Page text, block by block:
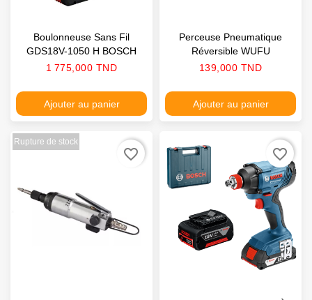
Boulonneuse Sans Fil
GDS18V-1050 H BOSCH
Prix
1 775,000 TND
Ajouter au panier
Perceuse Pneumatique
Réversible WUFU
Prix
139,000 TND
Ajouter au panier
Rupture de stock
favorite_border favorite_border